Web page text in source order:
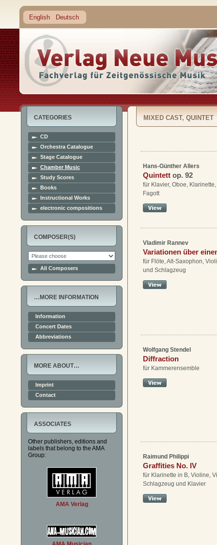
English Deutsch
CATEGORIES
CD
Orchestra Catalogue
Stage Catalogue
Chamber Music
Study Scores
Books
Instructional Works
electronic compositions
COMPOSER(S)
All Composers
…MORE INFORMATION
Information
Concert Dates
Abbreviations
MORE ABOUT…
Imprint
Contact
ASSOCIATES
Other publishers, editions and
labels that belong to the AMA
Group:
AMA Verlag
MIXED CAST, QUINTET
Hans-Günther Allers
Quintett op. 92
für Klavier, Oboe,
Fagott
Vladimir Rannev
Variationen über
für Flöte, Alt-Saxophon,
und Schlagzeug
Wolfgang Stendel
Diffraction
für Kammerensemble
Raimund Philippi
Graffities No. IV
für Klarinette in B, Violine,
Schlagzeug und Klavier